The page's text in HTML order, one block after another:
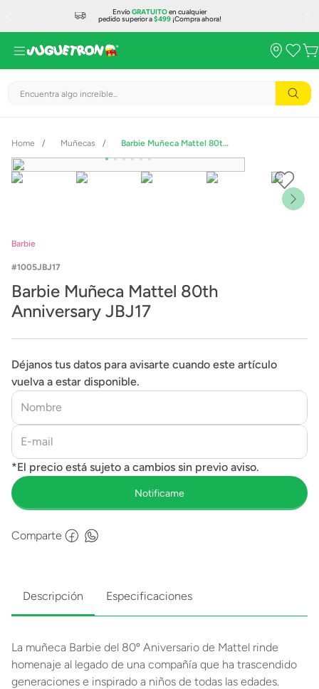
EnvíoGRATUITOen cualquier
pedido superior a$499¡Compra ahora!
Encuentra algo increíble...
Muñecas Barbie Muñeca Mattel 80th Anniversary JBJ17
Barbie
1005JBJ17
Barbie Muñeca Mattel 80th
Anniversary JBJ17
Déjanos tus datos para avisarte cuando este artículo
vuelva a estar disponible.
Comparte
Descripción Especificaciones
La muñeca Barbie del 80º Aniversario de Mattel rinde
homenaje al legado de una compañía que ha trascendido
generaciones e inspirado a niños de todas las edades.